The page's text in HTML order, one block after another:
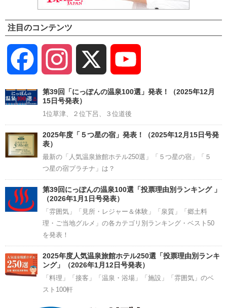
注目のコンテンツ
Facebook Instagram
Channel
第39回「にっぽんの温泉100選」発表！（2025年12月
15日号発表）
1位草津、２位下呂、３位道後
2025年度「５つ星の宿」発表！（2025年12月15日号発
表）
最新の「人気温泉旅館ホテル250選」「５つ星の宿」「５
つ星の宿プラチナ」は？
第39回にっぽんの温泉100選「投票理由別ランキング 」
（2026年1月1日号発表）
「雰囲気」「見所・レジャー＆体験」「泉質」「郷土料
理・ご当地グルメ」の各カテゴリ別ランキング・ベスト50
を発表！
2025年度人気温泉旅館ホテル250選「投票理由別ランキ
ング」（2026年1月12日号発表）
「料理」「接客」「温泉・浴場」「施設」「雰囲気」のベ
スト100軒